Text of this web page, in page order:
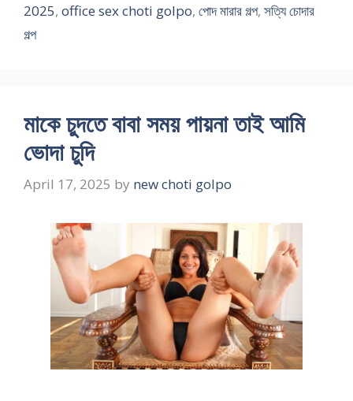
2025, office sex choti golpo, পোদ মারার গল্প, সত্যি চোদার
গল্প
মাকে চুদতে বাবা সময় পায়না তাই আমি
ভোদা চুদি
April 17, 2025 by new choti golpo